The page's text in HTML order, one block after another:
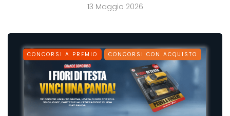
13 Maggio 2026
CONCORSI A PREMIO CONCORSI CON ACQUISTO